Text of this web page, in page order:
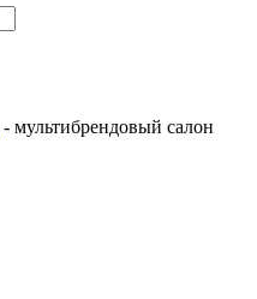
- мультибрендовый салон